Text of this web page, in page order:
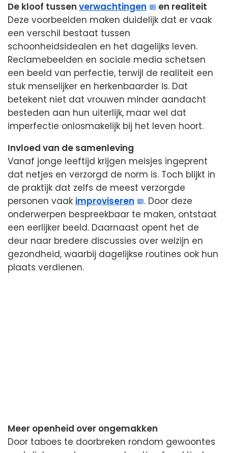
De kloof tussen verwachtingen
en realiteit
Deze voorbeelden maken duidelijk dat er vaak
een verschil bestaat tussen
schoonheidsidealen en het dagelijks leven.
Reclamebeelden en sociale media schetsen
een beeld van perfectie, terwijl de realiteit een
stuk menselijker en herkenbaarder is. Dat
betekent niet dat vrouwen minder aandacht
besteden aan hun uiterlijk, maar wel dat
imperfectie onlosmakelijk bij het leven hoort.
Invloed van de samenleving
Vanaf jonge leeftijd krijgen meisjes ingeprent
dat netjes en verzorgd de norm is. Toch blijkt in
de praktijk dat zelfs de meest verzorgde
personen vaak improviseren
. Door deze
onderwerpen bespreekbaar te maken, ontstaat
een eerlijker beeld. Daarnaast opent het de
deur naar bredere discussies over welzijn en
gezondheid, waarbij dagelijkse routines ook hun
plaats verdienen.
Meer openheid over ongemakken
Door taboes te doorbreken rondom gewoontes